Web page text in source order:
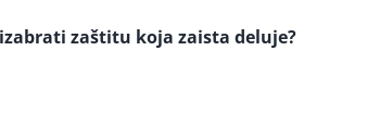
zaštitu koja zaista deluje?